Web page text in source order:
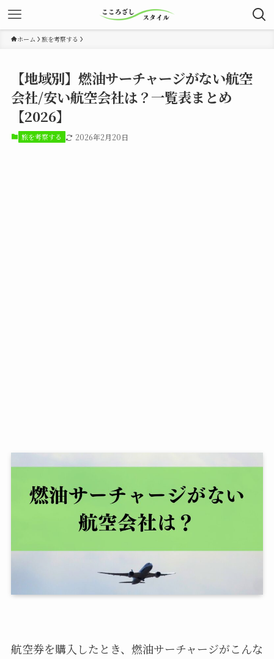
ホーム 旅を考察する
【地域別】燃油サーチャージがない航空
会社/安い航空会社は？一覧表まとめ
【2026】
旅を考察する 2026年2月20日
航空券を購入したとき、燃油サーチャージがこんな